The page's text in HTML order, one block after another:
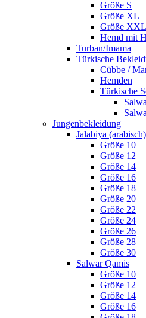
Größe S
Größe XL
Größe XXL
Hemd mit
Turban/Imama
Türkische
Cübbe /
Hemden
Türkische
Jungenbekleidung
Jalabiya (arabisch)
Größe 10
Größe 12
Größe 14
Größe 16
Größe 18
Größe 20
Größe 22
Größe 24
Größe 26
Größe 28
Größe 30
Salwar Qamis
Größe 10
Größe 12
Größe 14
Größe 16